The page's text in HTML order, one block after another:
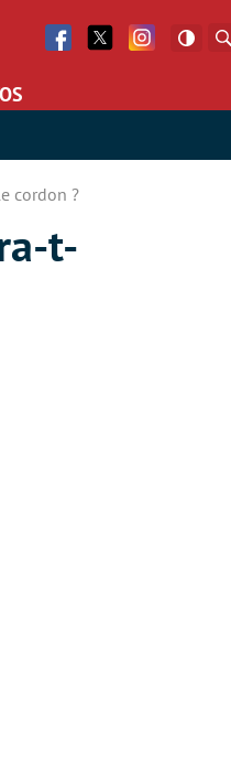
Facebook
Twitter Facebook
cordon ?
t-